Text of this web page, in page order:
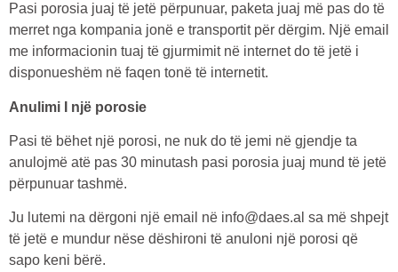
Pasi porosia juaj të jetë përpunuar, paketa juaj më pas do të
merret nga kompania jonë e transportit për dërgim. Një email
me informacionin tuaj të gjurmimit në internet do të jetë i
disponueshëm në faqen tonë të internetit.
Anulimi I një porosie
Pasi të bëhet një porosi, ne nuk do të jemi në gjendje ta
anulojmë atë pas 30 minutash pasi porosia juaj mund të jetë
përpunuar tashmë.
Ju lutemi na dërgoni një email në info@daes.al sa më shpejt
të jetë e mundur nëse dëshironi të anuloni një porosi që
sapo keni bërë.